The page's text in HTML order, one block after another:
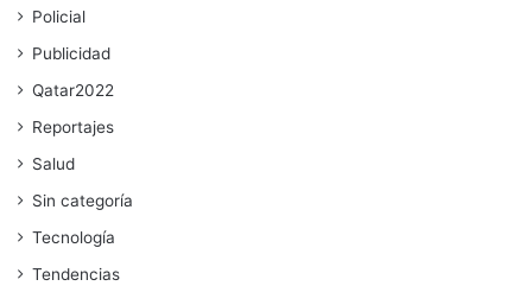
Policial
Publicidad
Qatar2022
Reportajes
Salud
Sin categoría
Tecnología
Tendencias